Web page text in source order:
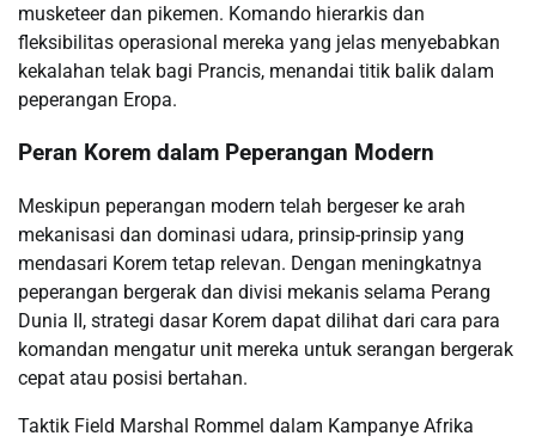
musketeer dan pikemen. Komando hierarkis dan
fleksibilitas operasional mereka yang jelas menyebabkan
kekalahan telak bagi Prancis, menandai titik balik dalam
peperangan Eropa.
Peran Korem dalam Peperangan Modern
Meskipun peperangan modern telah bergeser ke arah
mekanisasi dan dominasi udara, prinsip-prinsip yang
mendasari Korem tetap relevan. Dengan meningkatnya
peperangan bergerak dan divisi mekanis selama Perang
Dunia II, strategi dasar Korem dapat dilihat dari cara para
komandan mengatur unit mereka untuk serangan bergerak
cepat atau posisi bertahan.
Taktik Field Marshal Rommel dalam Kampanye Afrika